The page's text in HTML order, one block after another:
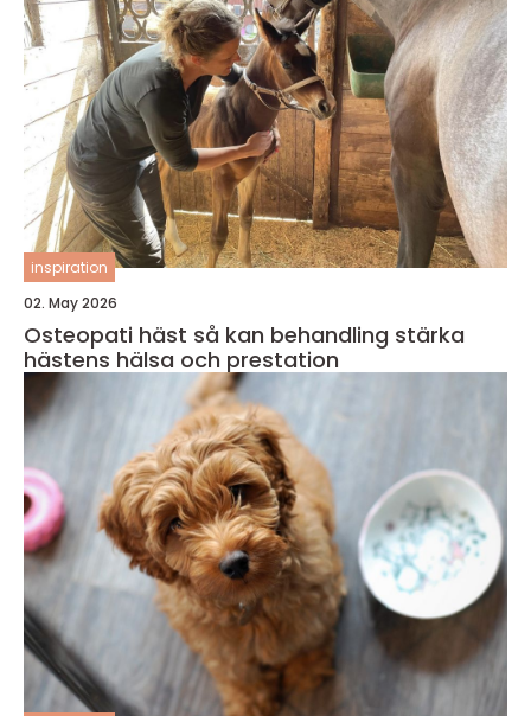
inspiration
02. May 2026
Osteopati häst så kan behandling stärka
hästens hälsa och prestation